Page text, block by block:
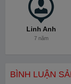
Hương Vị Cafe
Linh Anh
7 năm
BÌNH LUẬN